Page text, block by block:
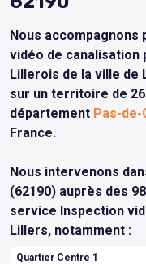
Nous
vidéo de canalisation
Lillerois de la ville de
sur un territoire de
département Pas-de-
France.
Nous intervenons
(62190) auprès des
service Inspection
Lillers, notamment :
Quartier Centre 1